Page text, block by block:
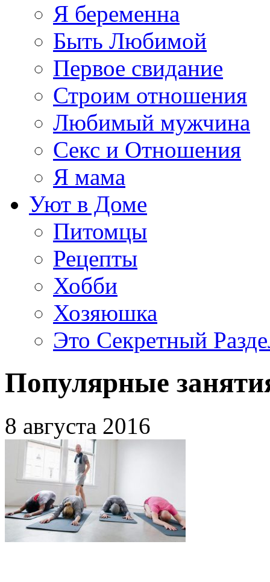
Я беременна
Быть Любимой
Первое свидание
Строим отношения
Любимый мужчина
Секс и Отношения
Я мама
Уют в Доме
Питомцы
Рецепты
Хобби
Хозяюшка
Это Секретный
Популярные
8 августа 2016